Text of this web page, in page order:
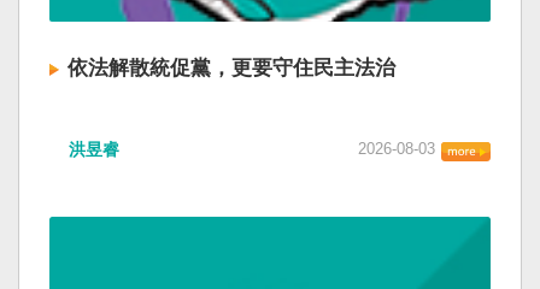
依法解散統促黨，更要守住民主法治
洪昱睿 2026-08-03